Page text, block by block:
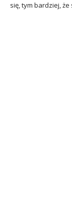
się, tym bardziej,